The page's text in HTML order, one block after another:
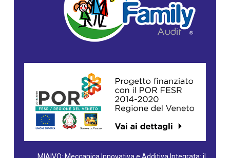
MIAIVO: Meccanica Innovativa e Additiva Integrata: il